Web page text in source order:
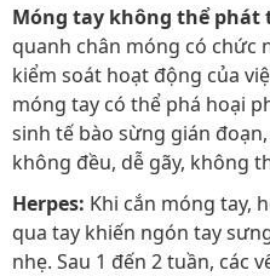
Móng tay không thể phát
quanh chân móng có chức
kiểm soát hoạt động của
móng tay có thể phá hoại
sinh tế bào sừng gián
không đều, dễ gãy, không
Herpes: Khi cắn móng tay,
qua tay khiến ngón tay
nhẹ. Sau 1 đến 2 tuần, các